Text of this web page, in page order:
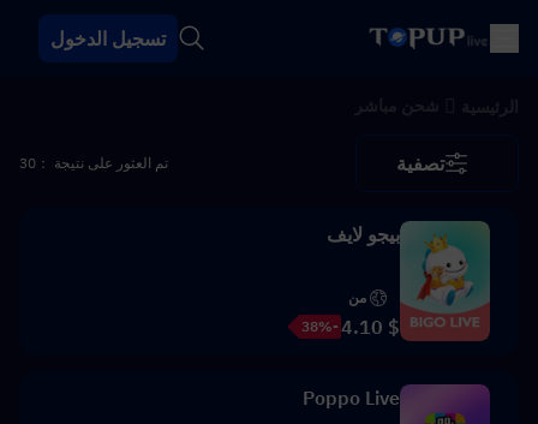
تسجيل الدخول
تصفية تم العثور على نتيجة ：30
بيجو لايف
من
$ 4.10
-38%
Poppo Live